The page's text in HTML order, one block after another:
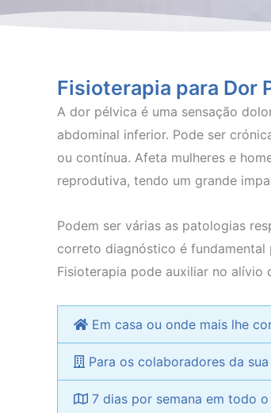
Fisioterapia para Dor
A dor pélvica é uma sensação
abdominal inferior. Pode ser
ou contínua. Afeta mulheres e
reprodutiva, tendo um grande
Podem ser várias as patologias
correto diagnóstico é
Fisioterapia pode auxiliar no alívio
Em casa ou onde mais lhe
Para os colaboradores da
7 dias por semana em todo